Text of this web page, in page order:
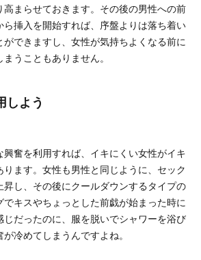
高まらせておきます。その後の男性への前
ら挿入を開始すれば、序盤よりは落ち着い
ができますし、女性が気持ちよくなる前に
うこともありません。
しよう
興奮を利用すれば、イキにくい女性がイキ
ます。女性も男性と同じように、セック
昇し、その後にクールダウンするタイプの
でキスやちょっとした前戯が始まった時に
じだったのに、服を脱いでシャワーを浴び
冷めてしまうんですよね。